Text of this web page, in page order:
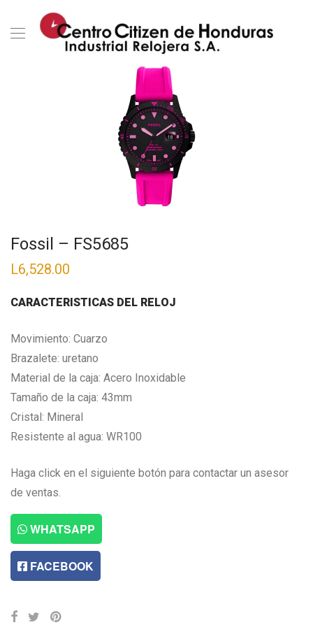
Fossil – FS5685
L6,528.00
CARACTERISTICAS DEL RELOJ
Movimiento: Cuarzo
Brazalete: uretano
Material de la caja: Acero Inoxidable
Tamaño de la caja: 43mm
Cristal: Mineral
Resistente al agua: WR100
Haga click en el siguiente botón para contactar un asesor
de ventas.
WHATSAPP
FACEBOOK